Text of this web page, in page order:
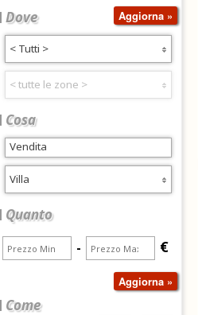
Dove
< Tutti >
< tutte le zone >
Cosa
Villa
Quanto
- €
Come